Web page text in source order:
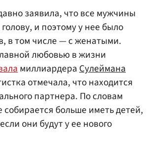
заявила, что все мужчины
и поэтому у нее было
в том числе — с женатыми.
любовью в жизни
миллиардераСулеймана
отмечала, что находится
партнера. По словам
собирается больше иметь детей,
они будут у ее нового